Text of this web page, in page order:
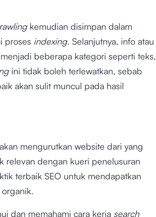
kemudian disimpan dalam
proses indexing. Selanjutnya, info atau
beberapa kategori seperti teks,
ini tidak boleh terlewatkan, sebab
akan sulit muncul pada hasil
mengurutkan website dari yang
relevan dengan kueri penelusuran
terbaik SEO untuk mendapatkan
dan memahami cara kerja search